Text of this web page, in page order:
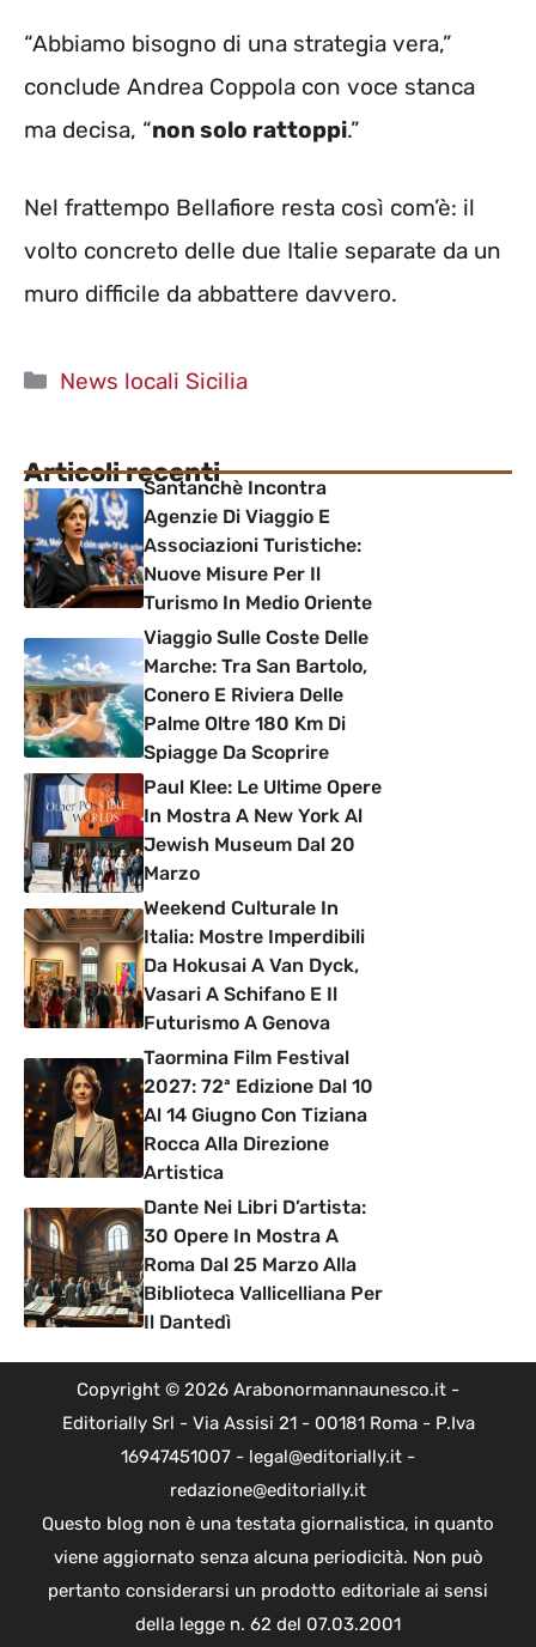
“Abbiamo bisogno di una strategia vera,”
conclude Andrea Coppola con voce stanca
ma decisa, “non solo rattoppi.”
Nel frattempo Bellafiore resta così com’è: il
volto concreto delle due Italie separate da un
muro difficile da abbattere davvero.
Categorie
News locali Sicilia
Articoli recentiSantanchè Incontra
Agenzie Di Viaggio E
Associazioni Turistiche:
Nuove Misure Per Il
Turismo In Medio Oriente
Viaggio Sulle Coste Delle
Marche: Tra San Bartolo,
Conero E Riviera Delle
Palme Oltre 180 Km Di
Spiagge Da Scoprire
Paul Klee: Le Ultime Opere
In Mostra A New York Al
Jewish Museum Dal 20
Marzo
Weekend Culturale In
Italia: Mostre Imperdibili
Da Hokusai A Van Dyck,
Vasari A Schifano E Il
Futurismo A Genova
Taormina Film Festival
2027: 72ª Edizione Dal 10
Al 14 Giugno Con Tiziana
Rocca Alla Direzione
Artistica
Dante Nei Libri D’artista:
30 Opere In Mostra A
Roma Dal 25 Marzo Alla
Biblioteca Vallicelliana Per
Il Dantedì
Copyright © 2026 Arabonormannaunesco.it -
Editorially Srl - Via Assisi 21 - 00181 Roma - P.Iva
16947451007 - legal@editorially.it -
redazione@editorially.it
Questo blog non è una testata giornalistica, in quanto
viene aggiornato senza alcuna periodicità. Non può
pertanto considerarsi un prodotto editoriale ai sensi
della legge n. 62 del 07.03.2001